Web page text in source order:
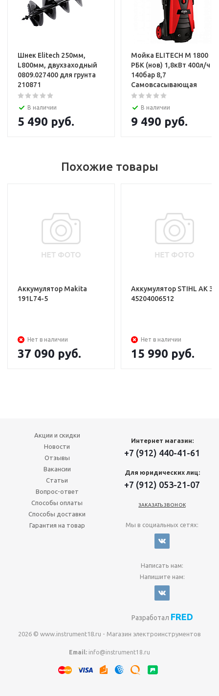
Шнек Elitech 250мм,
L800мм, двухзаходный
0809.027400 для грунта
210871
В наличии
5 490 руб.
Мойка ELITECH М 1800
РБК (нов) 1,8кВт 400л/ч
140бар 8,7
Самовсасывающая
В наличии
9 490 руб.
Похожие товары
Аккумулятор Makita
191L74-5
Нет в наличии
37 090 руб.
Аккумулятор STIHL АK 30
45204006512
Нет в наличии
15 990 руб.
Акции и скидки
Новости
Отзывы
Вакансии
Статьи
Вопрос-ответ
Способы оплаты
Способы доставки
Гарантия на товар
Интернет магазин:
+7 (912) 440-41-61
Для юридических лиц:
+7 (912) 053-21-07
ЗАКАЗАТЬ ЗВОНОК
Мы в социальных сетях:
Написать нам:
Напишите нам:
Разработал FRED
2026 © www.instrument18.ru - Магазин электроинструментов
Email: info@instrument18.ru